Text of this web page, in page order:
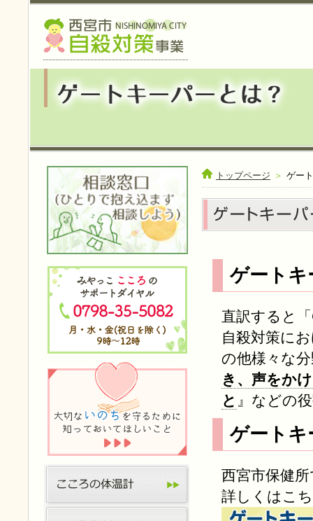
トップページ ＞ ゲー
ゲートキ
直訳すると
自殺対策に
の他様々な
き、声をか
と 』などの
ゲートキ
西宮市保健
詳しくはこ